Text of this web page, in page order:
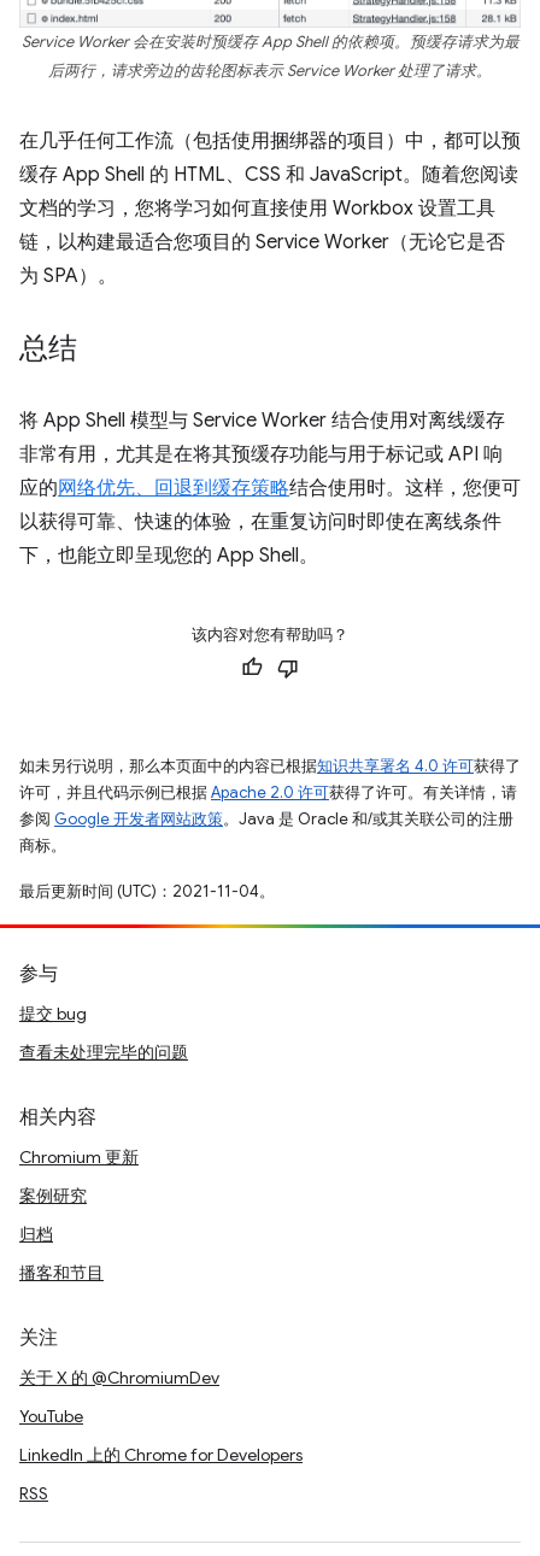
Service Worker 会在安装时预缓存 App Shell 的依赖项。预缓存请求为最
后两行，请求旁边的齿轮图标表示 Service Worker 处理了请求。
在几乎任何工作流（包括使用捆绑器的项目）中，都可以预
缓存 App Shell 的 HTML、CSS 和 JavaScript。随着您阅读
文档的学习，您将学习如何直接使用 Workbox 设置工具
链，以构建最适合您项目的 Service Worker（无论它是否
为 SPA）。
总结
将 App Shell 模型与 Service Worker 结合使用对离线缓存
非常有用，尤其是在将其预缓存功能与用于标记或 API 响
应的网络优先、回退到缓存策略结合使用时。这样，您便可
以获得可靠、快速的体验，在重复访问时即使在离线条件
下，也能立即呈现您的 App Shell。
该内容对您有帮助吗？
如未另行说明，那么本页面中的内容已根据知识共享署名 4.0 许可获得了
许可，并且代码示例已根据Apache 2.0 许可获得了许可。有关详情，请
参阅 Google 开发者网站政策。Java 是 Oracle 和/或其关联公司的注册
商标。
最后更新时间 (UTC)：2021-11-04。
参与
提交 bug
查看未处理完毕的问题
相关内容
Chromium 更新
案例研究
归档
播客和节目
关注
关于 X 的 @ChromiumDev
YouTube
LinkedIn 上的 Chrome for Developers
RSS